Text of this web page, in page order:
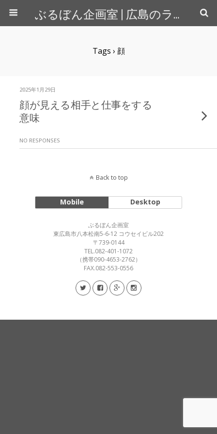
ぶるぼん企画室 | 広島のライター＆カメラマン
Tags › 顔
2025年1月29日
顔が見える相手と仕事をする
意味
NO RESPONSES
Back to top
Mobile Desktop
ぶるぼん企画室
東広島市八本松南5-6-12 コウセイビル202
〒739-0144
TEL.082-401-1072
（携帯090-4653-2762）
FAX.082-553-0556